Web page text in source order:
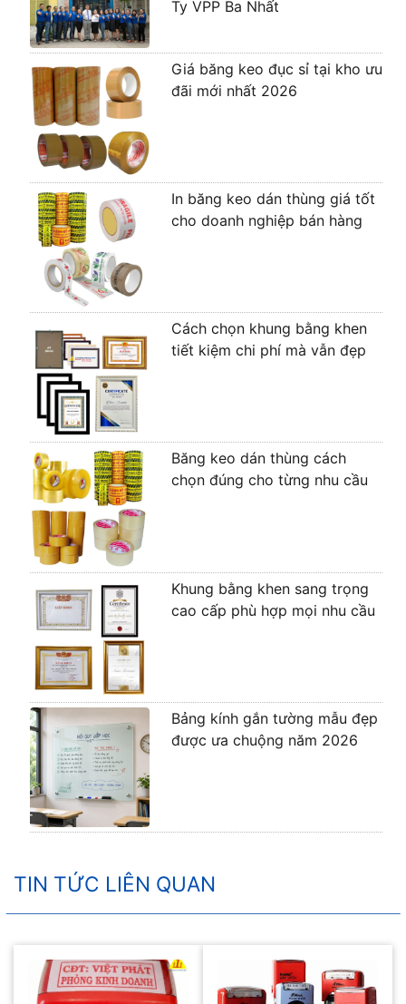
Ty VPP Ba Nhất
Giá băng keo đục sỉ tại kho ưu
đãi mới nhất 2026
In băng keo dán thùng giá tốt
cho doanh nghiệp bán hàng
Cách chọn khung bằng khen
tiết kiệm chi phí mà vẫn đẹp
Băng keo dán thùng cách
chọn đúng cho từng nhu cầu
Khung bằng khen sang trọng
cao cấp phù hợp mọi nhu cầu
Bảng kính gắn tường mẫu đẹp
được ưa chuộng năm 2026
TIN TỨC LIÊN QUAN